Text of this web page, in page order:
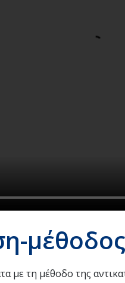
με τη μέθοδο της